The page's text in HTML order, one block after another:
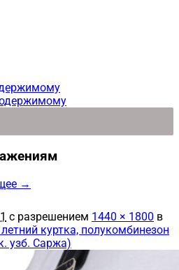
→
с разрешением 1440 × 1800 в
куртка, полукомбинезон
узб. Саржа)